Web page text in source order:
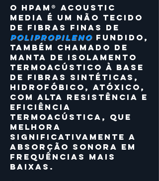
O HPAM® Acoustic
Media é um não tecido
de fibras finas de
polipropileno fundido,
também chamado de
manta de isolamento
termoacústico à base
de fibras sintéticas,
hidrofóbico, atóxico,
com alta resistência e
eficiência
termoacústica, que
melhora
significativamente a
absorção sonora em
frequências mais
baixas.